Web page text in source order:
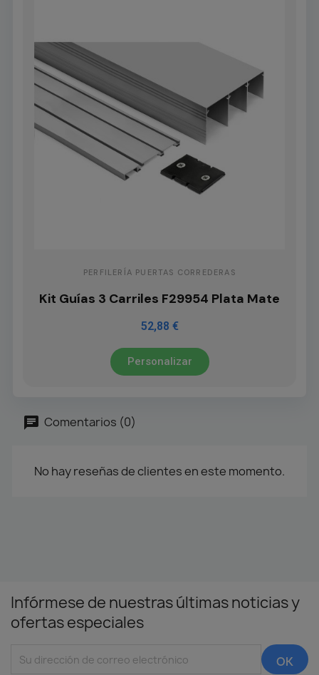
PERFILERÍA PUERTAS CORREDERAS
Kit Guías 3 Carriles F29954 Plata Mate
52,88 €
Personalizar
Comentarios (0)
No hay reseñas de clientes en este momento.
Infórmese de nuestras últimas noticias y
ofertas especiales